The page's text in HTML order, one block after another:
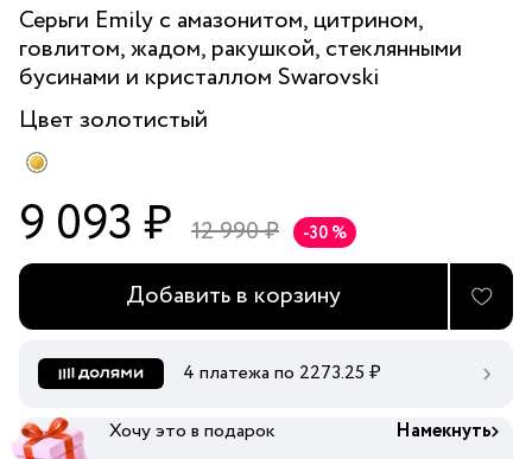
Серьги Emily с амазонитом, цитрином,
говлитом, жадом, ракушкой, стеклянными
бусинами и кристаллом Swarovski
Цвет золотистый
9 093 ₽ 12 990 ₽ -30 %
Добавить в корзину
4 платежа по 2273.25 ₽
Хочу это в подарок Намекнуть